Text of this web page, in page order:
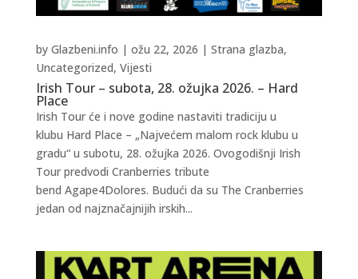
Irish Tour – subota, 28. ožujka 2026. – Hard
Place
by Glazbeni.info | ožu 22, 2026 | Strana glazba,
Uncategorized, Vijesti
Irish Tour će i nove godine nastaviti tradiciju u
klubu Hard Place – „Najvećem malom rock klubu u
gradu“ u subotu, 28. ožujka 2026. Ovogodišnji Irish
Tour predvodi Cranberries tribute
bend Agape4Dolores. Budući da su The Cranberries
jedan od najznačajnijih irskih...